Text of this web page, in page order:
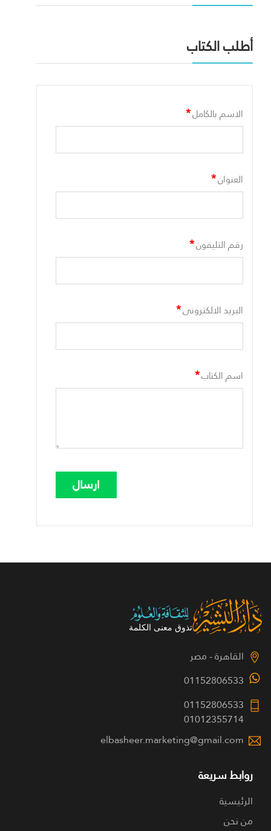
أطلب الكتاب
الاسم بالكامل*
العنوان*
رقم التليفون*
البريد الالكترونى*
اسم الكتاب*
القاهرة - مصر
01152806533
01152806533
01012355714
elbasheer.marketing@gmail.com
روابط سريعة
الرئيسية
من نحن